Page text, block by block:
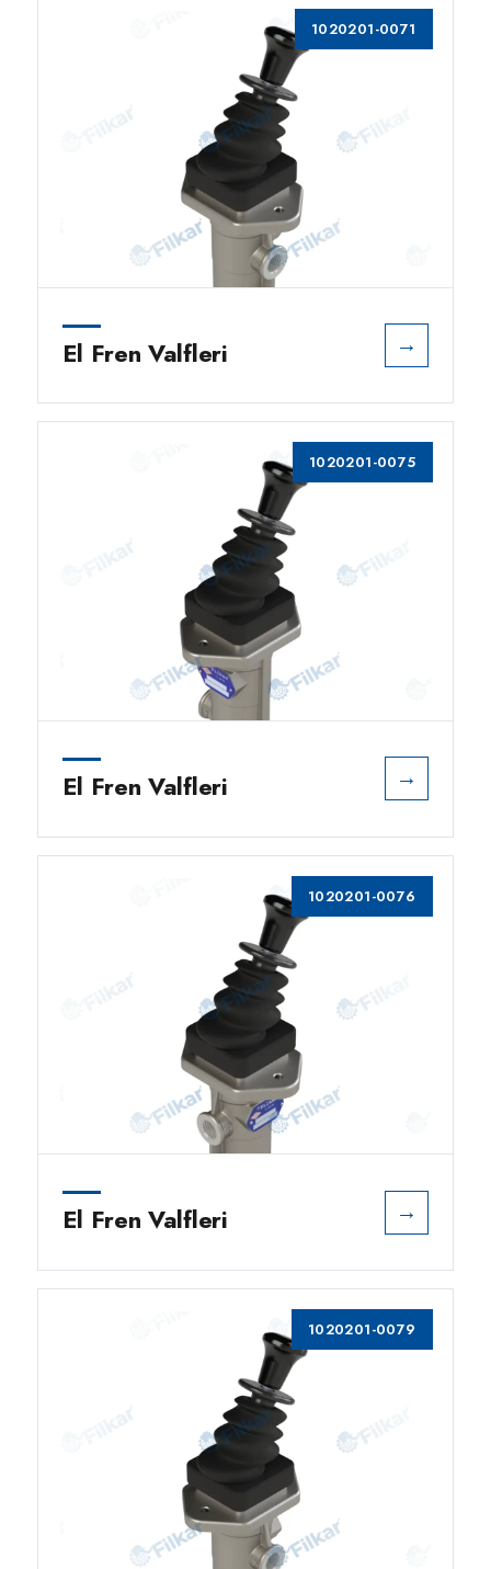
1020201-0071
El Fren Valfleri →
1020201-0075
El Fren Valfleri →
1020201-0076
El Fren Valfleri →
1020201-0079